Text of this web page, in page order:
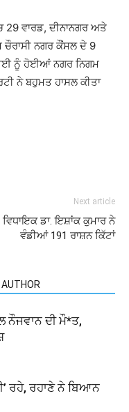
ਵਾਰਡ, ਦੀਨਾਨਗਰ ਅਤੇ
ਚੌਰਾਸੀ ਨਗਰ ਕੌਂਸਲ ਦੇ 9
ਨੂੰ ਹੋਈਆਂ ਨਗਰ ਨਿਗਮ
ਨੇ ਬਹੁਮਤ ਹਾਸਲ ਕੀਤਾ
Next article
ਵਿਧਾਇਕ ਡਾ. ਇਸ਼ਾਂਕ ਕੁਮਾਰ ਨੇ
ਵੰਡੀਆਂ 191 ਰਾਸ਼ਨ ਕਿੱਟਾਂ
ਨੌਜਵਾਨ ਦੀ ਮੌ*ਤ,
ਰਹੇ, ਰਹਾਣੇ ਨੇ ਬਿਆਨ